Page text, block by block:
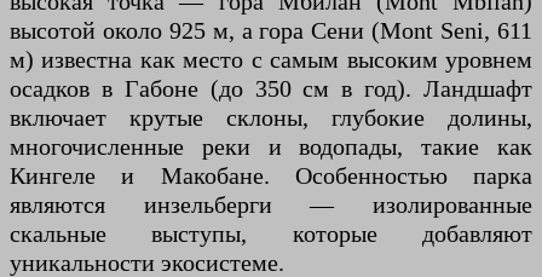
высотой около 925 м, а гора Сени (Mont Seni, 611
м) известна как место с самым высоким уровнем
осадков в Габоне (до 350 см в год). Ландшафт
включает крутые склоны, глубокие долины,
многочисленные реки и водопады, такие как
Кингеле и Макобане. Особенностью парка
являются инзельберги — изолированные
скальные выступы, которые добавляют
уникальности экосистеме.